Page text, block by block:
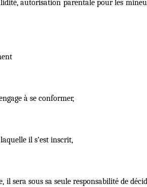
autorisation parentale pour les
à se conformer,
il s’est inscrit,
il sera sous sa seule responsabilité de